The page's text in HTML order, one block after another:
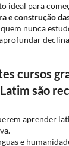
ideal para
e construção
nunca
cursos
são
aprender
e